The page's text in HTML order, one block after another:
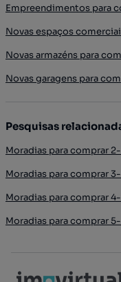
Empreendimentos para
Novas espaços
Novas armazéns para
Novas garagens para
Pesquisas
Moradias para comprar
Moradias para comprar
Moradias para comprar
Moradias para comprar